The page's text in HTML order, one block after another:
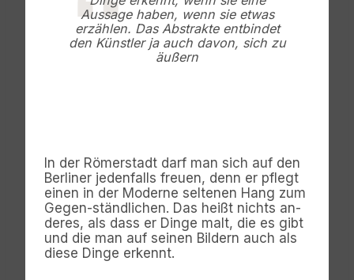
Aussage haben, wenn sie etwas
erzählen. Das Abstrakte entbindet
den Künstler ja auch davon, sich zu
äußern
In der Römerstadt darf man sich auf den
Berliner jedenfalls freuen, denn er pflegt
einen in der Moderne seltenen Hang zum
Gegen-ständlichen. Das heißt nichts an-
deres, als dass er Dinge malt, die es gibt
und die man auf seinen Bildern auch als
diese Dinge erkennt.